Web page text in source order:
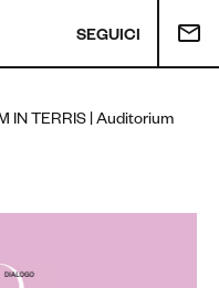
SEGUICI
IN TERRIS | Auditorium